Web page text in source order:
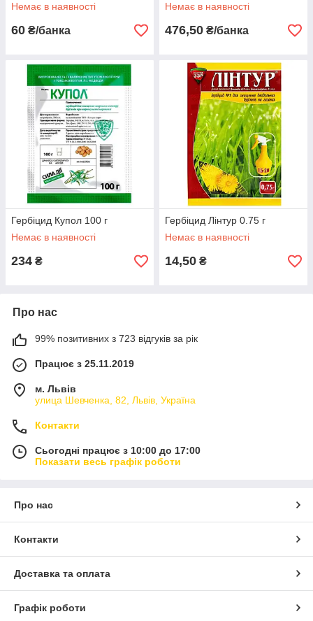
Немає в наявності
60 ₴/банка
Немає в наявності
476,50 ₴/банка
Гербіцид Купол 100 г
Немає в наявності
234 ₴
Гербіцид Лінтур 0.75 г
Немає в наявності
14,50 ₴
Про нас
99% позитивних з 723 відгуків за рік
Працює з 25.11.2019
м. Львів
улица Шевченка, 82, Львів, Україна
Контакти
Сьогодні працює з 10:00 до 17:00
Показати весь графік роботи
Про нас
Контакти
Доставка та оплата
Графік роботи